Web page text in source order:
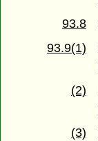
93.8
93.9(1)
(2)
(3)